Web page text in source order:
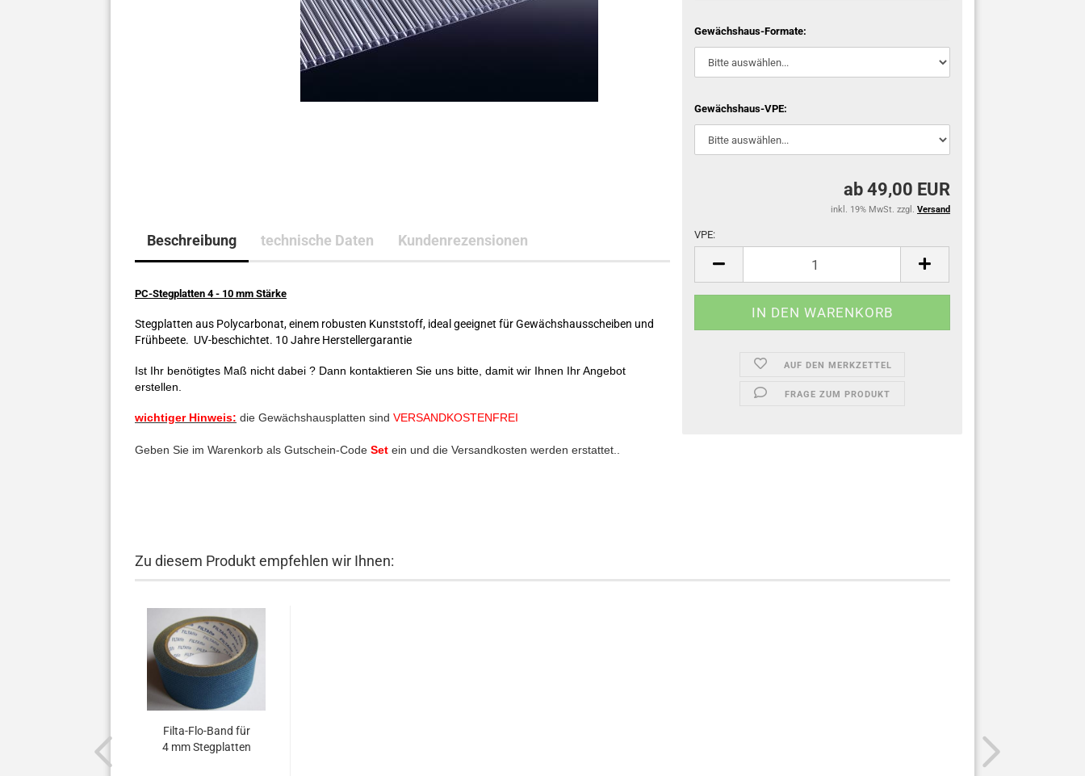
Gewächshaus-Formate:
Gewächshaus-VPE:
ab 49,00 EUR
inkl. 19% MwSt. zzgl. Versand
VPE:
AUF DEN MERKZETTEL
FRAGE ZUM PRODUKT
Beschreibung technische Daten Kundenrezensionen
PC-Stegplatten 4 - 10 mm Stärke
Stegplatten aus Polycarbonat, einem robusten Kunststoff, ideal geeignet für Gewächshausscheiben und
Frühbeete. UV-beschichtet. 10 Jahre Herstellergarantie
Ist Ihr benötigtes Maß nicht dabei ? Dann kontaktieren Sie uns bitte, damit wir Ihnen Ihr Angebot
erstellen.
wichtiger Hinweis: die Gewächshausplatten sind VERSANDKOSTENFREI
Geben Sie im Warenkorb als Gutschein-Code Set ein und die Versandkosten werden erstattet..
Zu diesem Produkt empfehlen wir Ihnen:
Filta-Flo-Band für
4 mm Stegplatten